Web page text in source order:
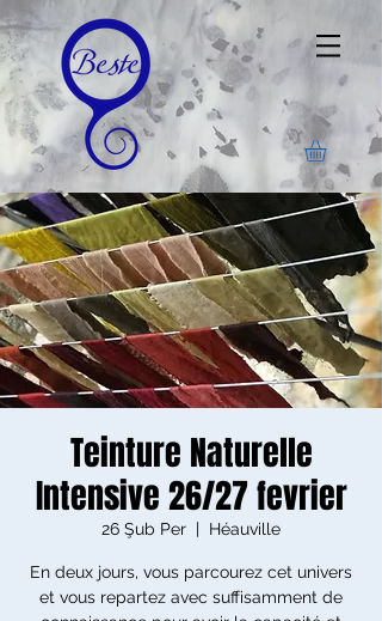
Teinture Naturelle
Intensive 26/27 fevrier
26 Şub Per
  |
Héauville
En deux jours, vous parcourez cet univers
et vous repartez avec suffisamment de